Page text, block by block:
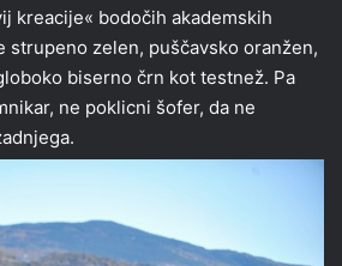
kreacije« bodočih akademskih
strupeno zelen, puščavsko oranžen,
biserno črn kot testnež. Pa
ne poklicni šofer, da ne